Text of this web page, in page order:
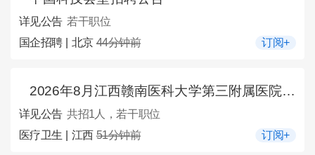
详见公告 若干职位
国企招聘 | 北京 44分钟前 订阅+
2026年8月江西赣南医科大学第三附属医院招聘1人公告
详见公告 共招1人，若干职位
医疗卫生 | 江西 51分钟前 订阅+